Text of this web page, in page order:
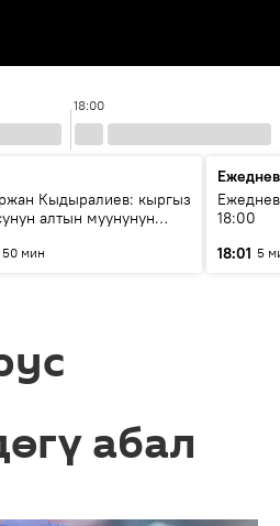
18:00
Кыдыралиев: кыргыз
алтын муунунун
50 мин
18:00
18:01 5
абал